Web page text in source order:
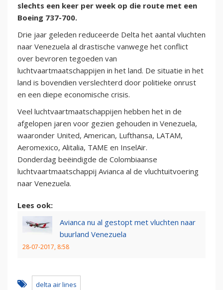
slechts een keer per week op die route met een
Boeing 737-700.
Drie jaar geleden reduceerde Delta het aantal vluchten
naar Venezuela al drastische vanwege het conflict
over bevroren tegoeden van
luchtvaartmaatschappijen in het land. De situatie in het
land is bovendien verslechterd door politieke onrust
en een diepe economische crisis.
Veel luchtvaartmaatschappijen hebben het in de
afgelopen jaren voor gezien gehouden in Venezuela,
waaronder United, American, Lufthansa, LATAM,
Aeromexico, Alitalia, TAME en InselAir.
Donderdag beëindigde de Colombiaanse
luchtvaartmaatschappij Avianca al de vluchtuitvoering
naar Venezuela.
Lees ook:
Avianca nu al gestopt met vluchten naar
buurland Venezuela
28-07-2017, 8:58
delta air lines